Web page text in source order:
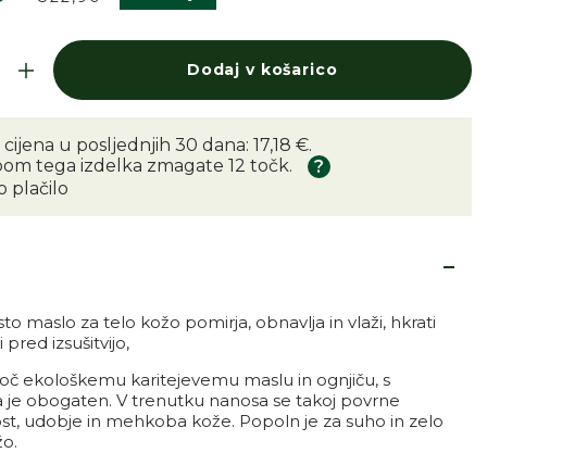
cena
količino za izdelek Penasto
Povečaj količino za izdelek Penasto
Dodaj v košarico
u posljednjih 30 dana: 17,18 €.
tega izdelka zmagate 12 točk.
plačilo
maslo za telo kožo pomirja, obnavlja in vlaži, hkrati
pred izsušitvijo,
ekološkemu karitejevemu maslu in ognjiču, s
je obogaten. V trenutku nanosa se takoj povrne
udobje in mehkoba kože. Popoln je za suho in zelo